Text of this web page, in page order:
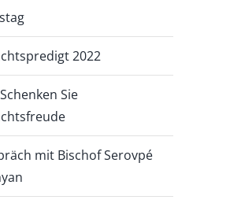
2022
Sie
mit Bischof Serovpé